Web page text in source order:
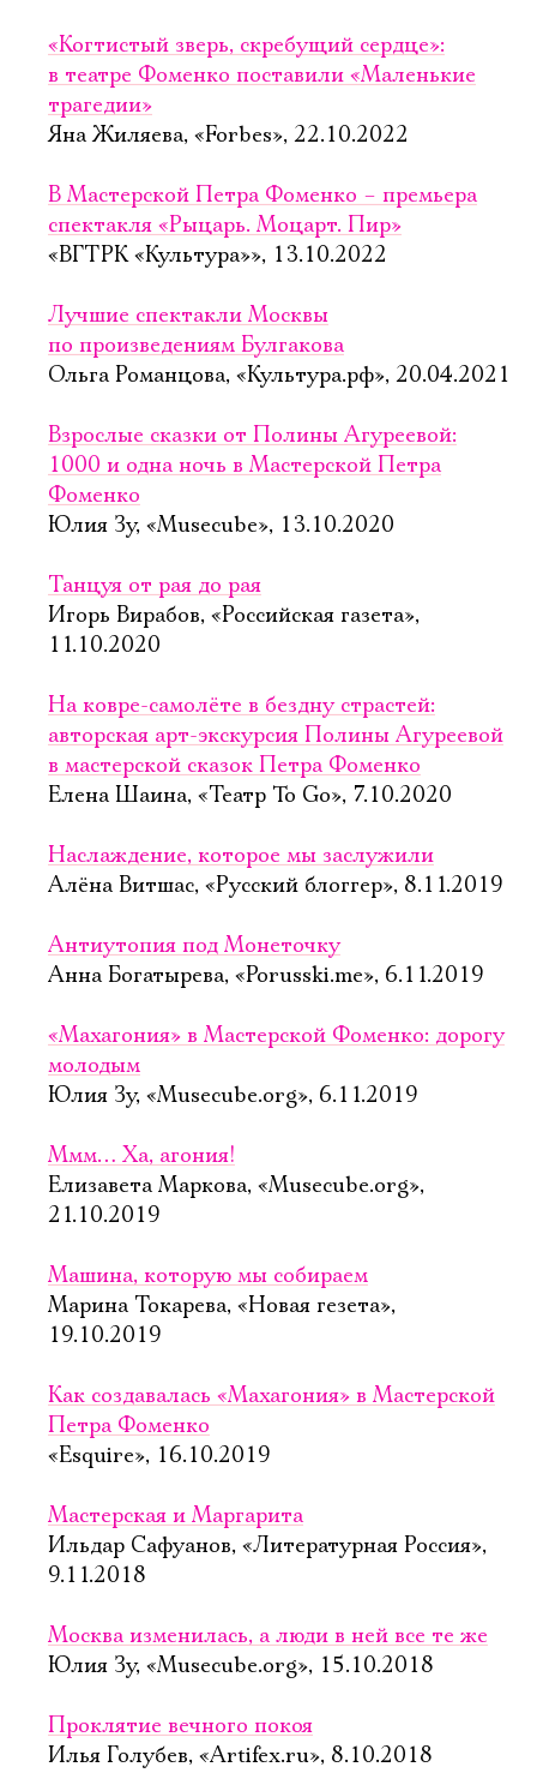
«Когтистый зверь, скребущий сердце»:
в театре Фоменко поставили «Маленькие
трагедии»
Яна Жиляева, «Forbes», 22.10.2022
В Мастерской Петра Фоменко – премьера
спектакля «Рыцарь. Моцарт. Пир»
«ВГТРК «Культура»», 13.10.2022
Лучшие спектакли Москвы
по произведениям Булгакова
Ольга Романцова, «Культура.рф», 20.04.2021
Взрослые сказки от Полины Агуреевой:
1000 и одна ночь в Мастерской Петра
Фоменко
Юлия Зу, «Musecube», 13.10.2020
Танцуя от рая до рая
Игорь Вирабов, «Российская газета»,
11.10.2020
На ковре-самолёте в бездну страстей:
авторская арт-экскурсия Полины Агуреевой
в мастерской сказок Петра Фоменко
Елена Шаина, «Театр To Go», 7.10.2020
Наслаждение, которое мы заслужили
Алёна Витшас, «Русский блоггер», 8.11.2019
Антиутопия под Монеточку
Анна Богатырева, «Porusski.me», 6.11.2019
«Махагония» в Мастерской Фоменко: дорогу
молодым
Юлия Зу, «Musecube.org», 6.11.2019
Ммм… Ха, агония!
Елизавета Маркова, «Musecube.org»,
21.10.2019
Машина, которую мы собираем
Марина Токарева, «Новая гезета»,
19.10.2019
Как создавалась «Махагония» в Мастерской
Петра Фоменко
«Esquire», 16.10.2019
Мастерская и Маргарита
Ильдар Сафуанов, «Литературная Россия»,
9.11.2018
Москва изменилась, а люди в ней все те же
Юлия Зу, «Musecube.org», 15.10.2018
Проклятие вечного покоя
Илья Голубев, «Artifex.ru», 8.10.2018